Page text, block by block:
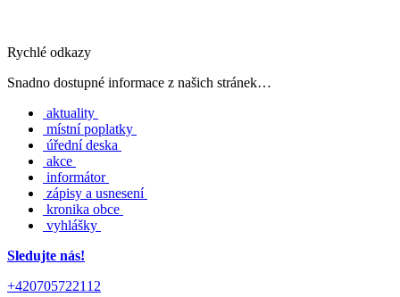
Rychlé odkazy
Snadno dostupné informace z našich stránek…
aktuality
místní poplatky
úřední deska
akce
informátor
zápisy a usnesení
kronika obce
vyhlášky
Sledujte nás!
+420705722112